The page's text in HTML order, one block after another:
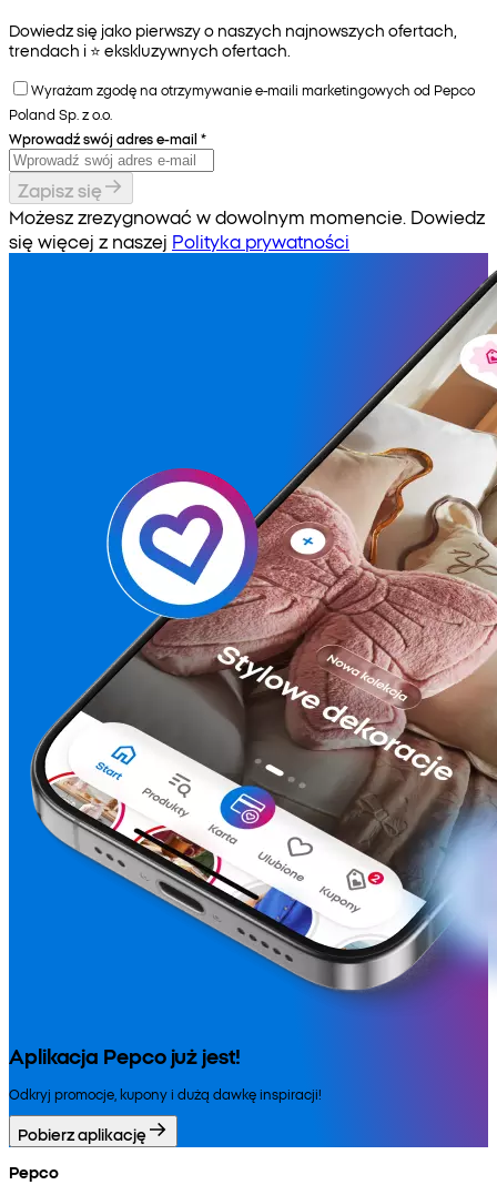
Dowiedz się jako pierwszy o naszych najnowszych ofertach,
trendach i ⭐️ ekskluzywnych ofertach.
Wyrażam zgodę na otrzymywanie e-maili marketingowych od Pepco
Poland Sp. z o.o.
Wprowadź swój adres e-mail *
Zapisz się
Możesz zrezygnować w dowolnym momencie. Dowiedz
się więcej z naszej Polityka prywatności
Aplikacja Pepco już jest!
Odkryj promocje, kupony i dużą dawkę inspiracji!
Pobierz aplikację
Pepco